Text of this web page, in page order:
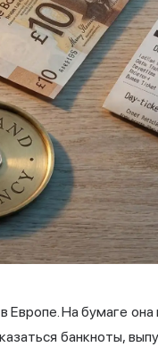
На бумаге
банкноты,